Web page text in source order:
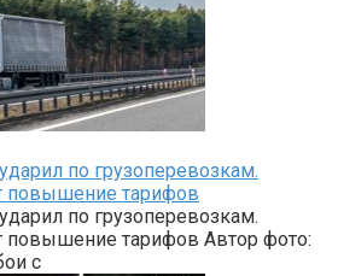
по грузоперевозкам.
повышение тарифов
по грузоперевозкам.
повышение тарифов Автор фото:
с